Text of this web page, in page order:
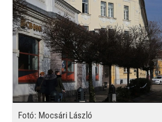
Fotó: Mocsári László